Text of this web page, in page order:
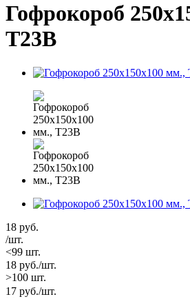
Гофрокороб
Т23В
18 руб.
/шт.
<99 шт.
18 руб./шт.
>100 шт.
17 руб./шт.